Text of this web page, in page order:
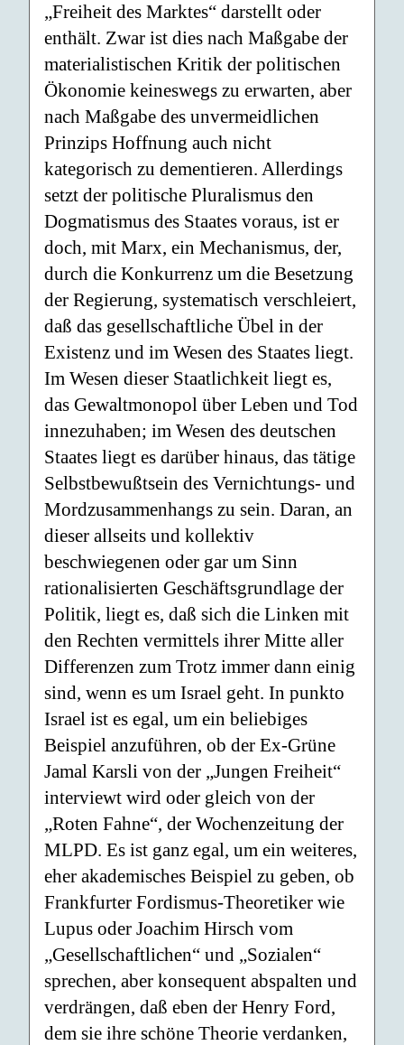
„Freiheit des Marktes“ darstellt oder
enthält. Zwar ist dies nach Maßgabe der
materialistischen Kritik der politischen
Ökonomie keineswegs zu erwarten, aber
nach Maßgabe des unvermeidlichen
Prinzips Hoffnung auch nicht
kategorisch zu dementieren. Allerdings
setzt der politische Pluralismus den
Dogmatismus des Staates voraus, ist er
doch, mit Marx, ein Mechanismus, der,
durch die Konkurrenz um die Besetzung
der Regierung, systematisch verschleiert,
daß das gesellschaftliche Übel in der
Existenz und im Wesen des Staates liegt.
Im Wesen dieser Staatlichkeit liegt es,
das Gewaltmonopol über Leben und Tod
innezuhaben; im Wesen des deutschen
Staates liegt es darüber hinaus, das tätige
Selbstbewußtsein des Vernichtungs- und
Mordzusammenhangs zu sein. Daran, an
dieser allseits und kollektiv
beschwiegenen oder gar um Sinn
rationalisierten Geschäftsgrundlage der
Politik, liegt es, daß sich die Linken mit
den Rechten vermittels ihrer Mitte aller
Differenzen zum Trotz immer dann einig
sind, wenn es um Israel geht. In punkto
Israel ist es egal, um ein beliebiges
Beispiel anzuführen, ob der Ex-Grüne
Jamal Karsli von der „Jungen Freiheit“
interviewt wird oder gleich von der
„Roten Fahne“, der Wochenzeitung der
MLPD. Es ist ganz egal, um ein weiteres,
eher akademisches Beispiel zu geben, ob
Frankfurter Fordismus-Theoretiker wie
Lupus oder Joachim Hirsch vom
„Gesellschaftlichen“ und „Sozialen“
sprechen, aber konsequent abspalten und
verdrängen, daß eben der Henry Ford,
dem sie ihre schöne Theorie verdanken,